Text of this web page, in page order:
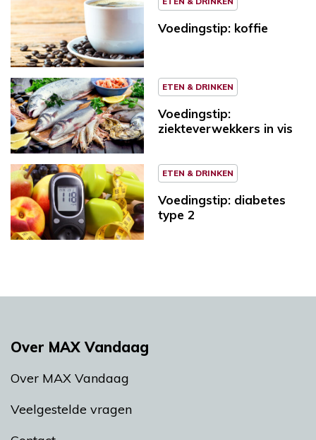
Voedingstip: koffie
ETEN & DRINKEN
Voedingstip:
ziekteverwekkers in vis
ETEN & DRINKEN
Voedingstip: diabetes
type 2
Over MAX Vandaag
Over MAX Vandaag
Veelgestelde vragen